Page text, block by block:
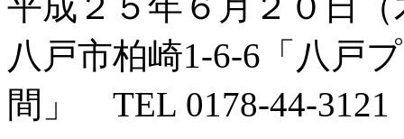
八戸市柏崎1-6-6「八
間」 TEL 0178-44-3121